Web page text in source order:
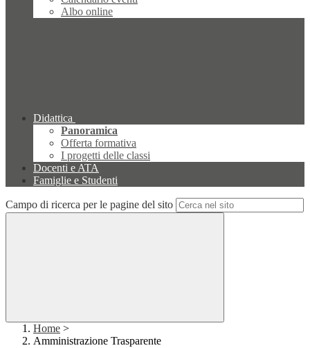
Albo online
Didattica
Panoramica
Offerta formativa
I progetti delle classi
Docenti e ATA
Famiglie e Studenti
Campo di ricerca per le pagine del sito
Home >
Amministrazione Trasparente